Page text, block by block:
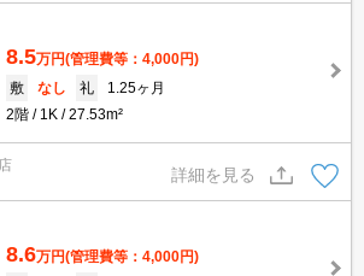
8.5万円(管理費等：4,000円)
敷
なし 礼
1.25ヶ月
2階
1K 27.53m²
詳細を見る
8.6万円(管理費等：4,000円)